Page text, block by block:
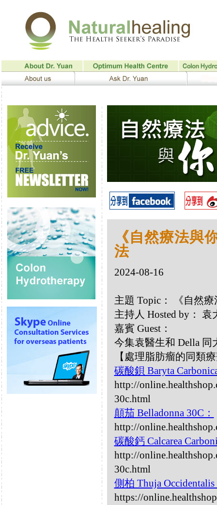
《自然療法與
法
2024-08-16
主題 Topic： 《自然
主持人 Hosted by：
嘉賓 Guest：
今集袁醫生和 Della
【處理脂肪瘤的同類
碳酸鋇 Baryta
http://
30c.html
顛茄 Belladonna 30C：
http://
碳酸鈣 Calcarea
http://
30c.html
側柏 Thuja
https://